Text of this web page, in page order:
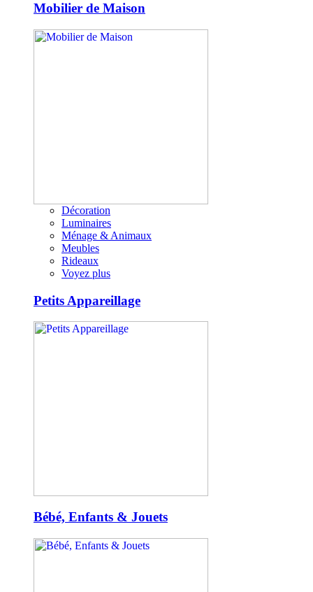
Mobilier de Maison
Décoration
Luminaires
Ménage & Animaux
Meubles
Rideaux
Voyez plus
Petits Appareillage
Bébé, Enfants & Jouets